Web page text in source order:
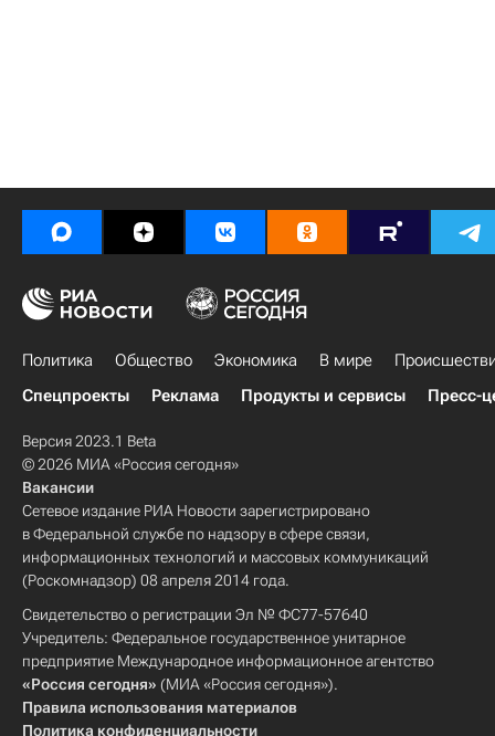
Политика Общество Экономика В мире
Спецпроекты
Реклама Продукты и сервисы Пресс-
Версия 2023.1 Beta
© 2026 МИА «Россия сегодня»
Вакансии
Сетевое издание РИА Новости зарегистрировано
в Федеральной службе по надзору в сфере связи,
информационных технологий и массовых коммуникаций
(Роскомнадзор) 08 апреля 2014 года.
Свидетельство о регистрации Эл № ФС77-57640
Учредитель: Федеральное государственное унитарное
предприятие Международное информационное агентство
«Россия сегодня» (МИА «Россия сегодня»).
Правила использования материалов
Политика конфиденциальности